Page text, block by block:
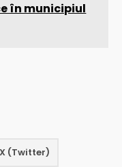
în municipiul
X (Twitter)